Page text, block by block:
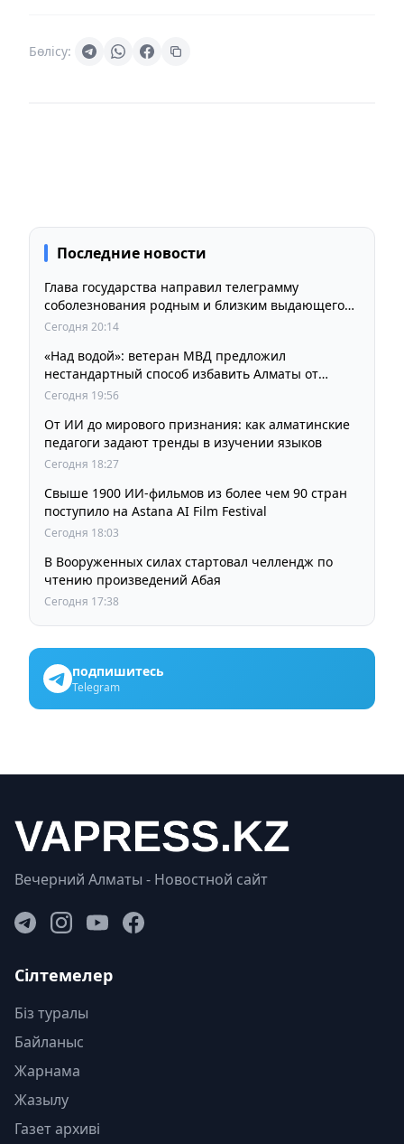
Бөлісу:
Последние новости
Глава государства направил телеграмму
соболезнования родным и близким выдающегося
кинорежиссера Ардака Амиркулова
Сегодня 20:14
«Над водой»: ветеран МВД предложил
нестандартный способ избавить Алматы от
пробок и смога
Сегодня 19:56
От ИИ до мирового признания: как алматинские
педагоги задают тренды в изучении языков
Сегодня 18:27
Свыше 1900 ИИ-фильмов из более чем 90 стран
поступило на Astana AI Film Festival
Сегодня 18:03
В Вооруженных силах стартовал челлендж по
чтению произведений Абая
Сегодня 17:38
подпишитесь
Telegram
Вечерний Алматы - Новостной сайт
Сілтемелер
Біз туралы
Байланыс
Жарнама
Жазылу
Газет архиві